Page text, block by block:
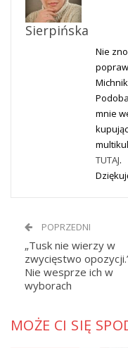
Sierpińska
Nie
mnie
TUTAJ.
POPRZEDNI
„Tusk nie wierzy w
zwycięstwo
Nie wesprze ich w
wyborach
MOŻE CI SIĘ